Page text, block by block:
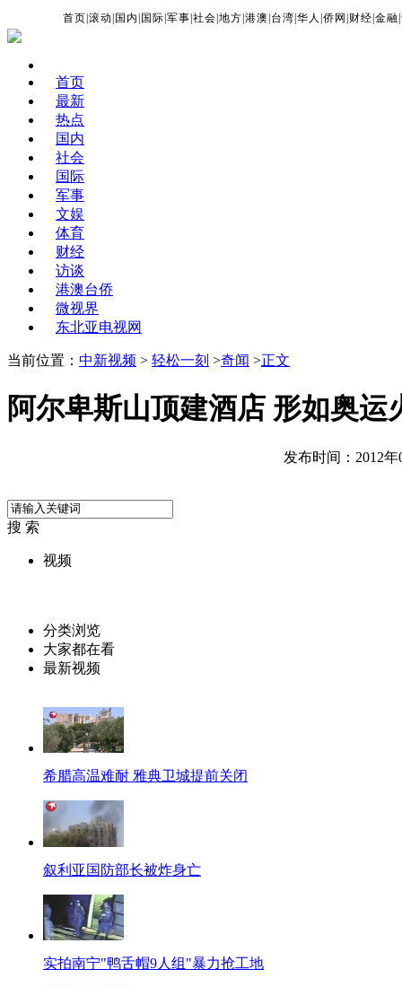
首页 |滚动 国内 国际 |军事 |社会 |地方 |港澳 台湾 |华人 |侨网 财经 |金融 |
首页
最新
热点
国内
社会
国际
军事
文娱
体育
财经
访谈
港澳台侨
微视界
东北亚电视网
当前位置： 中新视频 > 轻松一刻 >奇闻 >正文
阿尔卑斯山顶建酒店 形如奥运
发布时间：2012年
搜 索
视频
分类浏览
大家都在看
最新视频
希腊高温难耐 雅典卫城提前关闭
叙利亚国防部长被炸身亡
实拍南宁"鸭舌帽9人组"暴力抢工地